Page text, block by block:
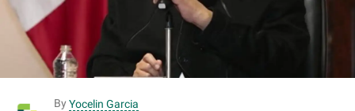
By Yocelin Garcia